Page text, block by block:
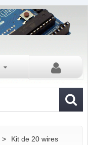
>
Kit de 20 wires